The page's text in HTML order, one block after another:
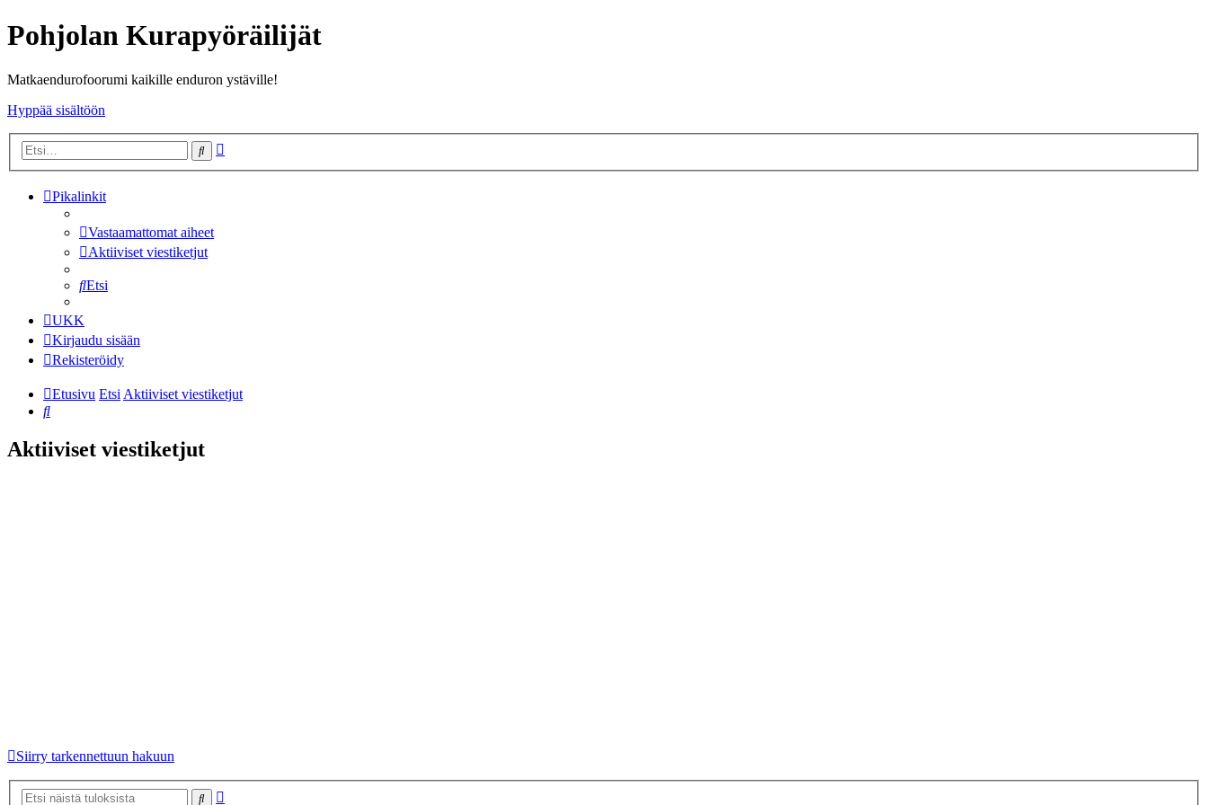
Pohjolan Kurapyöräilijät
Matkaendurofoorumi kaikille enduron ystäville!
Hyppää sisältöön
Etsi
Pikalinkit
Vastaamattomat aiheet
Aktiiviset viestiketjut
Etsi
UKK
Kirjaudu sisään
Rekisteröidy
Etusivu EtsiAktiiviset viestiketjut
Etsi
Aktiiviset viestiketjut
Siirry tarkennettuun hakuun
Etsi